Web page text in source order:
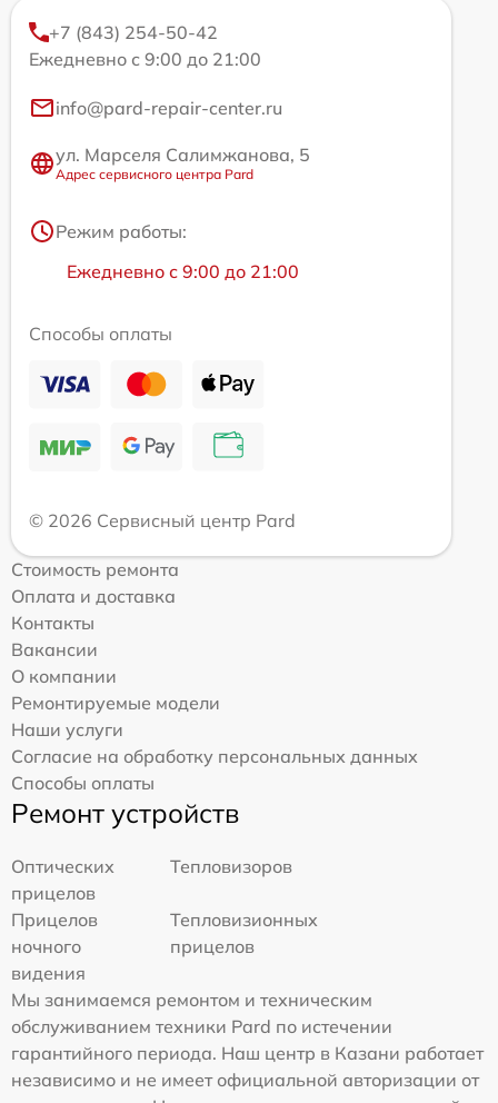
+7 (843) 254-50-42
Ежедневно с 9:00 до 21:00
info@pard-repair-center.ru
ул. Марселя Салимжанова, 5
Адрес сервисного центра Pard
Режим работы:
Ежедневно с 9:00 до 21:00
Способы оплаты
© 2026 Сервисный центр Pard
Стоимость ремонта
Оплата и доставка
Контакты
Вакансии
О компании
Ремонтируемые модели
Наши услуги
Согласие на обработку персональных данных
Способы оплаты
Ремонт устройств
Оптических
прицелов
Тепловизоров
Прицелов
ночного
видения
Тепловизионных
прицелов
Мы занимаемся ремонтом и техническим
обслуживанием техники Pard по истечении
гарантийного периода. Наш центр в Казани работает
независимо и не имеет официальной авторизации от